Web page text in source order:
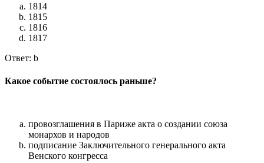
1814
1815
1816
1817
Ответ: b
Какое событие состоялось раньше?
провозглашения в Париже акта о создании союза
монархов и народов
подписание Заключительного генерального акта
Венского конгресса